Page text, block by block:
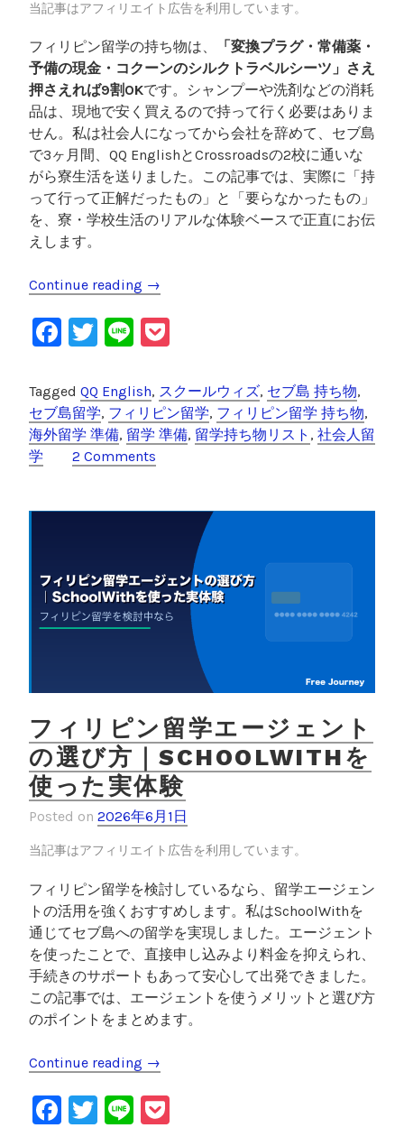
た
体
験
”
当記事はアフィリエイト広告を利用しています。
フィリピン留学の持ち物は、
「変換プラグ・常備薬・
予備の現金・コクーンのシルクトラベルシーツ」さえ
押さえれば9割OKです。シャンプーや洗剤などの消耗
品は、現地で安く買えるので持って行く必要はありま
せん。私は社会人になってから会社を辞めて、セブ島
で3ヶ月間、QQ EnglishとCrossroadsの2校に通いな
がら寮生活を送りました。この記事では、実際に「持
って行って正解だったもの」と「要らなかったもの」
を、寮・学校生活のリアルな体験ベースで正直にお伝
えします。
Continue reading “
ィ
リ
ン
留
学
の
ト
｜
セ
3
月
の
実
体
験
で
説
”
→
F
c
e
b
o
o
T
tt
er
Li
e
c
k
et
Tagged QQ English, スクールウィズ, セブ島 持ち物,
セブ島留学, フィリピン留学, フィリピン留学 持ち物,
海外留学 準備, 留学 準備, 留学持ち物リスト , 社会人留
学
2 Comments
フィリピン留学エージェント
の選び方｜SCHOOLWITHを
使った実体験
Posted on 2026年6月1日
当記事はアフィリエイト広告を利用しています。
フィリピン留学を検討しているなら、留学エージェン
トの活用を強くおすすめします。私はSchoolWithを
通じてセブ島への留学を実現しました。エージェント
を使ったことで、直接申し込みより料金を抑えられ、
手続きのサポートもあって安心して出発できました。
この記事では、エージェントを使うメリットと選び方
のポイントをまとめます。
Continue reading “
ィ
リ
→
F
T
Li